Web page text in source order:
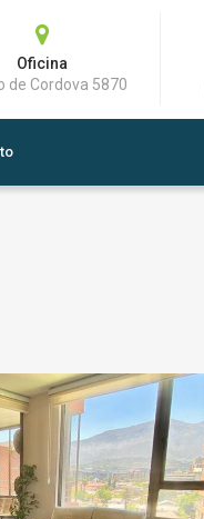
Oficina
de Cordova 5870